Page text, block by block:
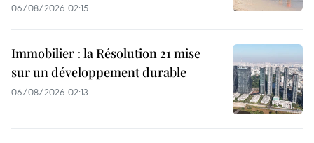
06/08/2026 02:15
Immobilier : la Résolution 21 mise
sur un développement durable
06/08/2026 02:13